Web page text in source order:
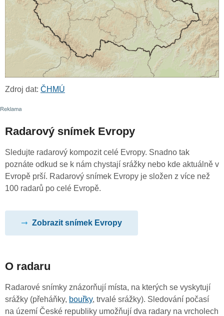
Zdroj dat: ČHMÚ
Radarový snímek Evropy
Sledujte radarový kompozit celé Evropy. Snadno tak
poznáte odkud se k nám chystají srážky nebo kde aktuálně v
Evropě prší. Radarový snímek Evropy je složen z více než
100 radarů po celé Evropě.
Zobrazit snímek Evropy
O radaru
Radarové snímky znázorňují místa, na kterých se vyskytují
srážky (přeháňky, bouřky, trvalé srážky). Sledování počasí
na území České republiky umožňují dva radary na vrcholech